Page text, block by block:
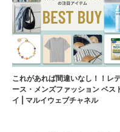
これがあれば間違いなし！！レ
ース・メンズファッション ベス
イ | マルイウェブチャネル